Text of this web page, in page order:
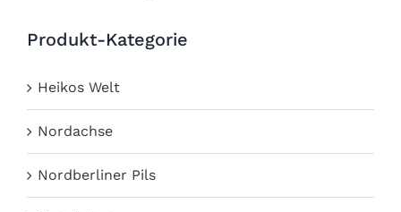
Produkt-Kategorie
Heikos Welt
Nordachse
Nordberliner Pils